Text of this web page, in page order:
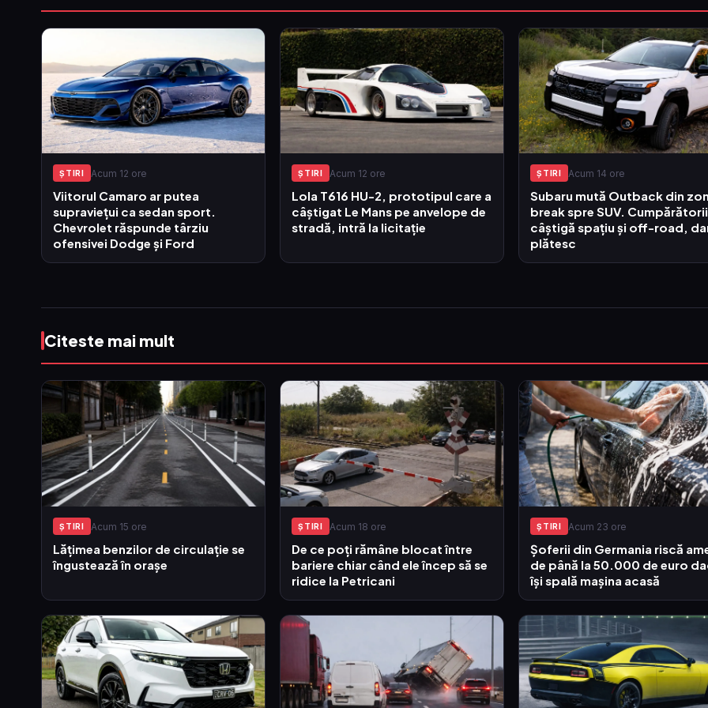
ŞTIRI Acum 12 ore
Viitorul Camaro ar putea
supraviețui ca sedan sport.
Chevrolet răspunde târziu
ofensivei Dodge și Ford
ŞTIRI Acum 12 ore
Lola T616 HU-2, prototipul care a
câștigat Le Mans pe anvelope de
stradă, intră la licitație
ŞTIRI Acum 14 ore
Subaru mută Outback din
break spre SUV. Cumpărătorii
câștigă spațiu și off-road,
plătesc
Citeste mai mult
ŞTIRI Acum 15 ore
Lățimea benzilor de circulație se
îngustează în orașe
ŞTIRI Acum 18 ore
De ce poți rămâne blocat între
bariere chiar când ele încep să se
ridice la Petricani
ŞTIRI Acum 23 ore
Șoferii din Germania riscă
de până la 50.000 de euro
își spală mașina acasă